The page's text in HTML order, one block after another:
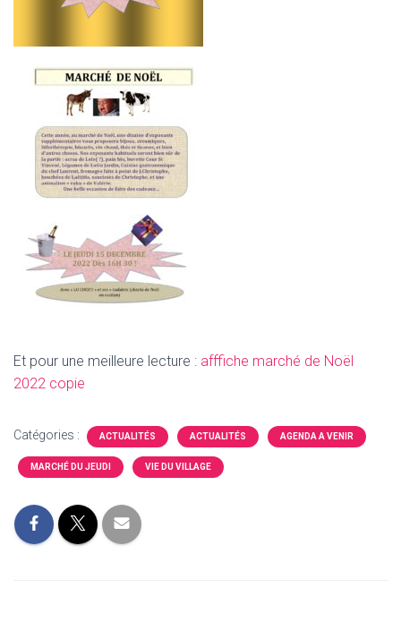
Et pour une meilleure lecture : afffiche marché de Noël
2022 copie
Catégories : ACTUALITÉS ACTUALITÉS AGENDA A VENIR
MARCHÉ DU JEUDI VIE DU VILLAGE